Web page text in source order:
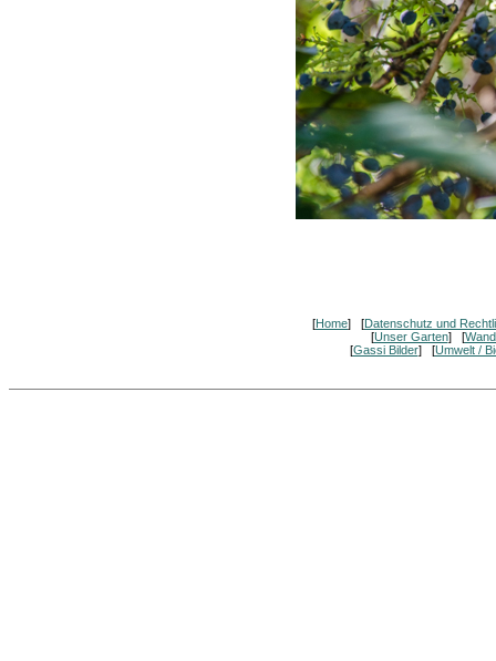
[Home] [Datenschutz und
[Unser Garten] [
[Gassi Bilder] [Umwelt /